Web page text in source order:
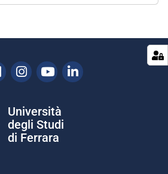
Facebook
Instagram
YoutubeLinkedin
Università
degli Studi
di Ferrara